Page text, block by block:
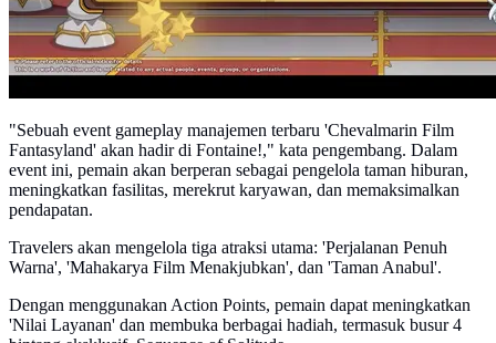
"Sebuah event gameplay manajemen terbaru 'Chevalmarin Film
Fantasyland' akan hadir di Fontaine!," kata pengembang. Dalam
event ini, pemain akan berperan sebagai pengelola taman hiburan,
meningkatkan fasilitas, merekrut karyawan, dan memaksimalkan
pendapatan.
Travelers akan mengelola tiga atraksi utama: 'Perjalanan Penuh
Warna', 'Mahakarya Film Menakjubkan', dan 'Taman Anabul'.
Dengan menggunakan Action Points, pemain dapat meningkatkan
'Nilai Layanan' dan membuka berbagai hadiah, termasuk busur 4